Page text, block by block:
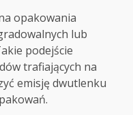
opakowania
lub
podejście
trafiających na
emisję dwutlenku